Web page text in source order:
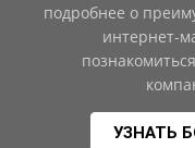
подробнее о
интернет-
УЗНАТЬ